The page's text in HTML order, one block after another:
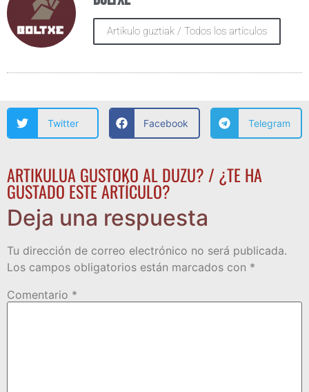
Artikulo guztiak / Todos los artículos
Twitter Facebook Telegram
ARTIKULUA GUSTOKO AL DUZU? / ¿TE HA
GUSTADO ESTE ARTÍCULO?
Deja una respuesta
Tu dirección de correo electrónico no será publicada.
Los campos obligatorios están marcados con *
Comentario *